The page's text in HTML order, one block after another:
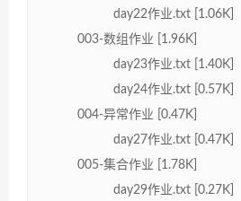
day22作业.txt [1.06K]
003-数组作业 [1.96K]
day23作业.txt [1.40K]
day24作业.txt [0.57K]
004-异常作业 [0.47K]
day27作业.txt [0.47K]
005-集合作业 [1.78K]
day29作业.txt [0.27K]